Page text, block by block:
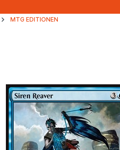
MTG EDITIONEN